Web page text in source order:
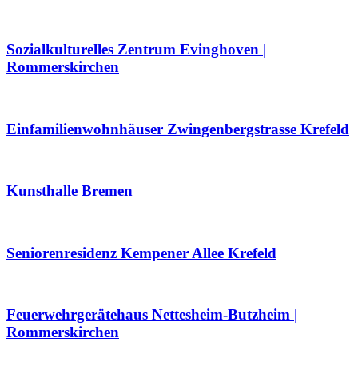
Sozialkulturelles Zentrum Evinghoven |
Rommerskirchen
Einfamilienwohnhäuser Zwingenbergstrasse Krefeld
Kunsthalle Bremen
Seniorenresidenz Kempener Allee Krefeld
Feuerwehrgerätehaus Nettesheim-Butzheim |
Rommerskirchen